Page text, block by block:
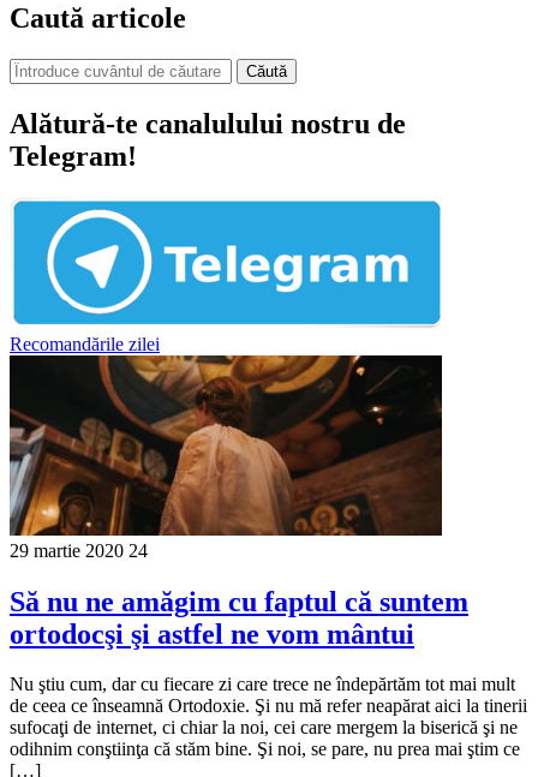
Caută articole
Căută
Alătură-te canalulului nostru de
Telegram!
Recomandările zilei
29 martie 2020 24
Să nu ne amăgim cu faptul că suntem
ortodocşi şi astfel ne vom mântui
Nu ştiu cum, dar cu fiecare zi care trece ne îndepărtăm tot mai mult
de ceea ce înseamnă Ortodoxie. Şi nu mă refer neapărat aici la tinerii
sufocaţi de internet, ci chiar la noi, cei care mergem la biserică şi ne
odihnim conştiinţa că stăm bine. Şi noi, se pare, nu prea mai ştim ce
[…]